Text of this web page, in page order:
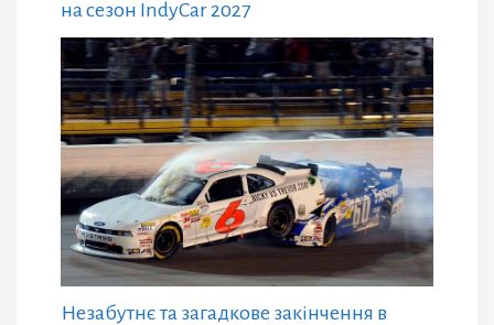
на сезон IndyCar 2027
Незабутнє та загадкове закінчення в